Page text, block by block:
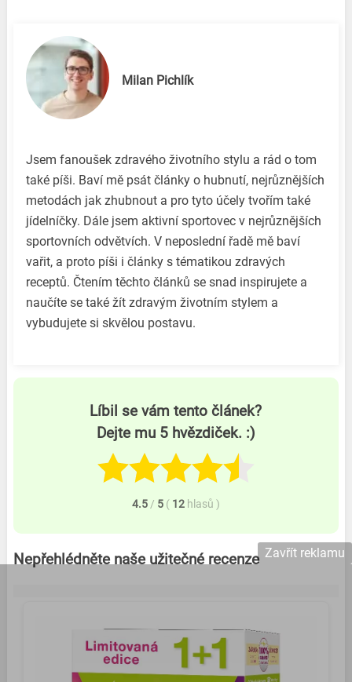
Milan Pichlík
Jsem fanoušek zdravého životního stylu a rád o tom
také píši. Baví mě psát články o hubnutí, nejrůznějších
metodách jak zhubnout a pro tyto účely tvořím také
jídelníčky. Dále jsem aktivní sportovec v nejrůznějších
sportovních odvětvích. V neposlední řadě mě baví
vařit, a proto píši i články s tématikou zdravých
receptů. Čtením těchto článků se snad inspirujete a
naučíte se také žít zdravým životním stylem a
vybudujete si skvělou postavu.
Líbil se vám tento článek?
Dejte mu 5 hvězdiček. :)
4.5 / 5 ( 12 hlasů )
Nepřehlédněte naše užitečné recenze Zavřít reklamu